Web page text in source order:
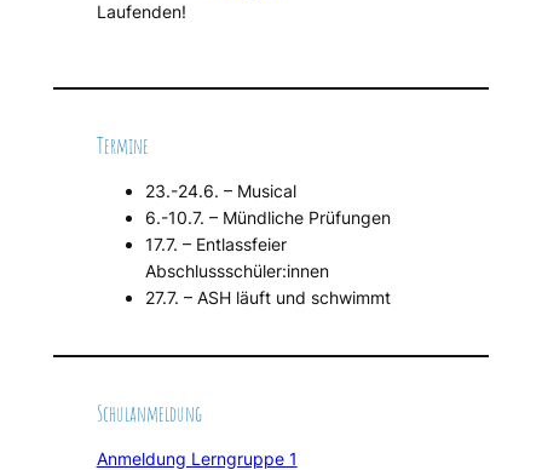
Laufenden!
Termine
23.-24.6. – Musical
6.-10.7. – Mündliche Prüfungen
17.7. – Entlassfeier
Abschlussschüler:innen
27.7. – ASH läuft und schwimmt
Schulanmeldung
Anmeldung Lerngruppe 1